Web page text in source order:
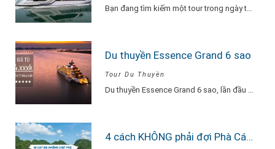
Bạn đang tìm kiếm một tour trong ngày thật “đã”, nhưng vẫn phải sang –…
Du thuyền Essence Grand 6 sao
Tour Du Thuyền
Du thuyền Essence Grand 6 sao, lần đầu tiên xuất hiện tại Hạ Long. Với…
4 cách KHÔNG phải đợi Phà Cát Bà